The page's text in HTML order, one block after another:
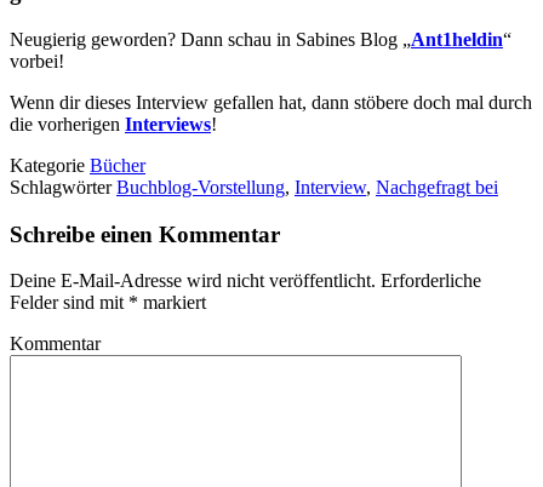
Neugierig geworden? Dann schau in Sabines Blog „Ant1heldin“
vorbei!
Wenn dir dieses Interview gefallen hat, dann stöbere doch mal durch
die vorherigen Interviews!
Kategorie Bücher
SchlagwörterBuchblog-Vorstellung, Interview, Nachgefragt bei
Schreibe einen Kommentar
Deine E-Mail-Adresse wird nicht veröffentlicht. Erforderliche
Felder sind mit * markiert
Kommentar